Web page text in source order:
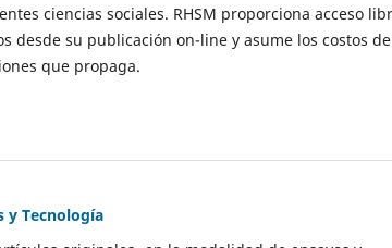
ciencias sociales. RHSM proporciona acceso
desde su publicación on-line y asume los costos de
que propaga.
y Tecnología